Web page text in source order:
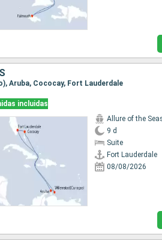
Aruba, Cococay, Fort Lauderdale
incluidas
Allure of the
9 d
Suite
Fort Lauderdale
08/08/2026